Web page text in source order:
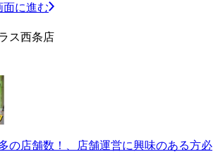
面に進む
ス西条店
の店舗数！、店舗運営に興味のある方必